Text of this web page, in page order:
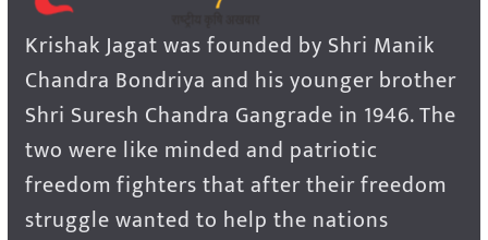
Krishak Jagat was founded by Shri Manik
Chandra Bondriya and his younger brother
Shri Suresh Chandra Gangrade in 1946. The
two were like minded and patriotic
freedom fighters that after their freedom
struggle wanted to help the nations